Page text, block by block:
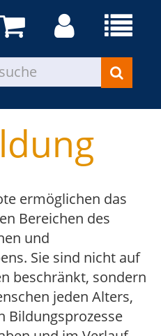
ermöglichen das
Bereichen des
und
Sie sind nicht auf
beschränkt, sondern
jeden Alters,
Bildungsprozesse